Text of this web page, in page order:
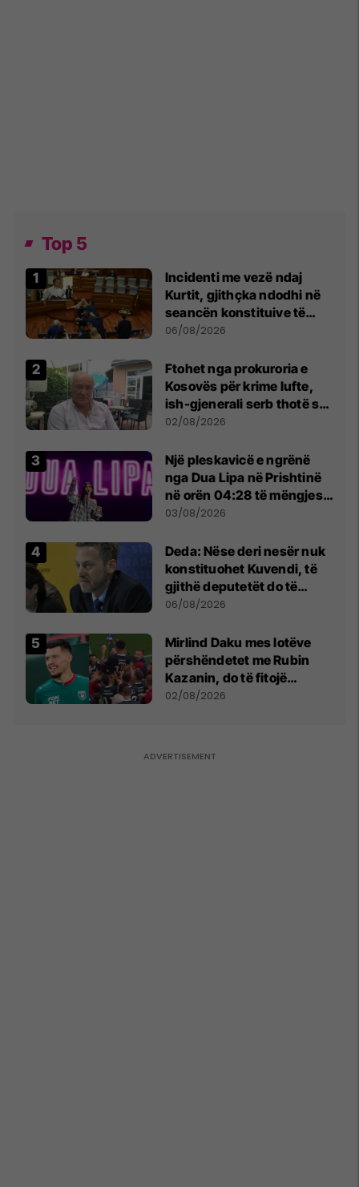
Top 5
Incidenti me vezë ndaj
Kurtit, gjithçka ndodhi në
seancën konstituive të
Kuvendit
06/08/2026
Ftohet nga prokuroria e
Kosovës për krime lufte,
ish-gjenerali serb thotë se
dikush e tradhtoi në
02/08/2026
Një pleskavicë e ngrënë
nga Dua Lipa në Prishtinë
në orën 04:28 të mëngjesit
- dhe bota digjitale serbe
03/08/2026
Deda: Nëse deri nesër nuk
konstituohet Kuvendi, të
gjithë deputetët do të
bëjnë shkelje të rëndë
06/08/2026
Mirlind Daku mes lotëve
përshëndetet me Rubin
Kazanin, do të fitojë
miliona te Spartak Moska
02/08/2026